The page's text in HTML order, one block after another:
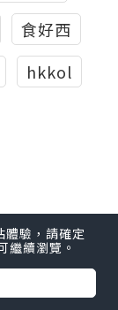
食好西
hkkol
驗，請確定
繼續瀏覽。